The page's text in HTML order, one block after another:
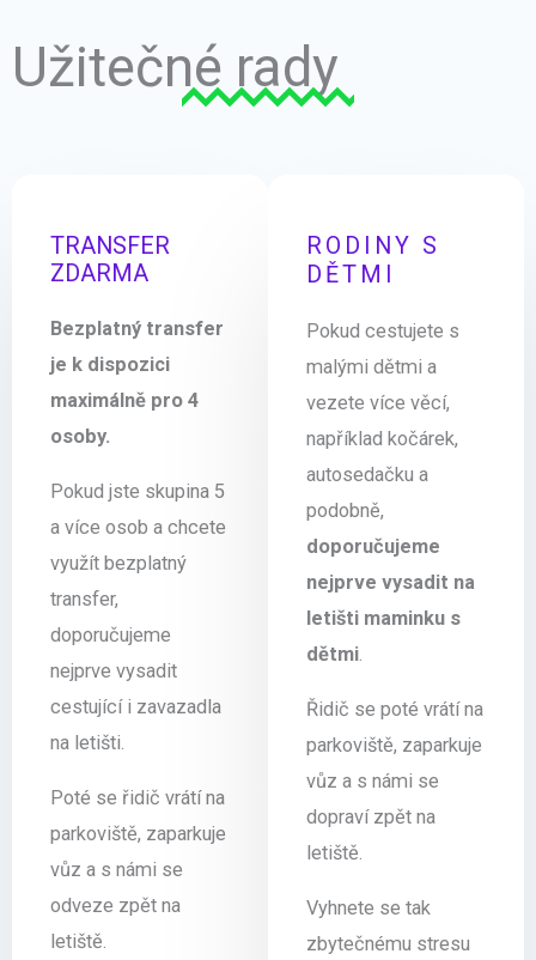
Užitečné rady
TRANSFER
ZDARMA
Bezplatný transfer
je k dispozici
maximálně pro 4
osoby.
Pokud jste skupina 5
a více osob a chcete
využít bezplatný
transfer,
doporučujeme
nejprve vysadit
cestující i zavazadla
na letišti.
Poté se řidič vrátí na
parkoviště, zaparkuje
vůz a s námi se
odveze zpět na
letiště.
RODINY S
DĚTMI
Pokud cestujete s
malými dětmi a
vezete více věcí,
například kočárek,
autosedačku a
podobně,
doporučujeme
nejprve vysadit na
letišti maminku s
dětmi
Řidič se poté vrátí na
parkoviště, zaparkuje
vůz a s námi se
dopraví zpět na
letiště.
Vyhnete se tak
zbytečnému stresu